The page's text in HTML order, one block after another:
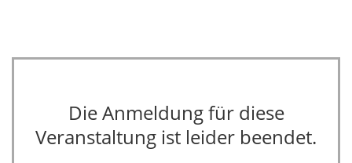
Die Anmeldung für diese
Veranstaltung ist leider beendet.